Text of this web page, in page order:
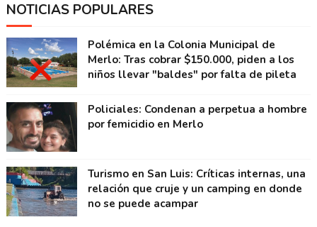
NOTICIAS POPULARES
Polémica en la Colonia Municipal de
Merlo: Tras cobrar $150.000, piden a los
niños llevar "baldes" por falta de pileta
Policiales: Condenan a perpetua a hombre
por femicidio en Merlo
Turismo en San Luis: Críticas internas, una
relación que cruje y un camping en donde
no se puede acampar